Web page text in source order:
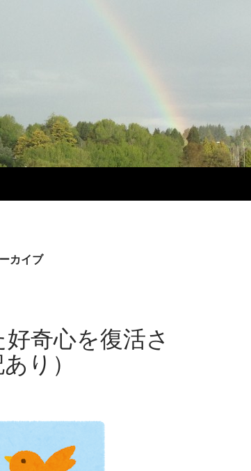
カイブ
奇心を復活さ
り）